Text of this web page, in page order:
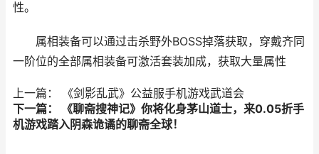
性。
属相装备可以通过击杀野外BOSS掉落获取，穿戴齐同
一阶位的全部属相装备可激活套装加成，获取大量属性
上一篇： 《剑影乱武》公益服手机游戏武道会
下一篇： 《聊斋搜神记》你将化身茅山道士，来0.05折手
机游戏踏入阴森诡谲的聊斋全球！